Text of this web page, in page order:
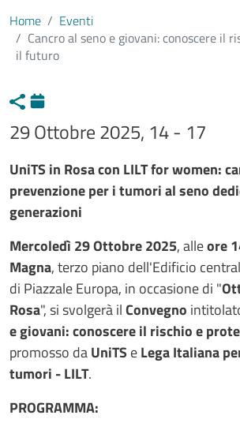
Home
Eventi
Cancro al seno e giovani: conoscere il
il futuro
29 Ottobre 2025, 14 - 17
Testo evento
UniTS in Rosa con LILT for women:
prevenzione per i tumori al seno
generazioni
Mercoledì 29 Ottobre 2025, alleore
Magna, terzo piano dell'Edificio
di Piazzale Europa, in occasione di "
Rosa", si svolgerà ilConvegno
e giovani: conoscere il rischio e
promosso daUniTS eLega Italiana
tumori - LILT.
PROGRAMMA: